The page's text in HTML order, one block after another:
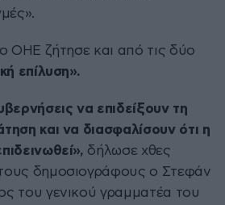
ΟΗΕ ζήτησε και από τις δύο
επίλυση».
να επιδείξουν τη
και να διασφαλίσουν ότι η
δήλωσε χθες
δημοσιογράφους ο Στεφάν
του γενικού γραμματέα του